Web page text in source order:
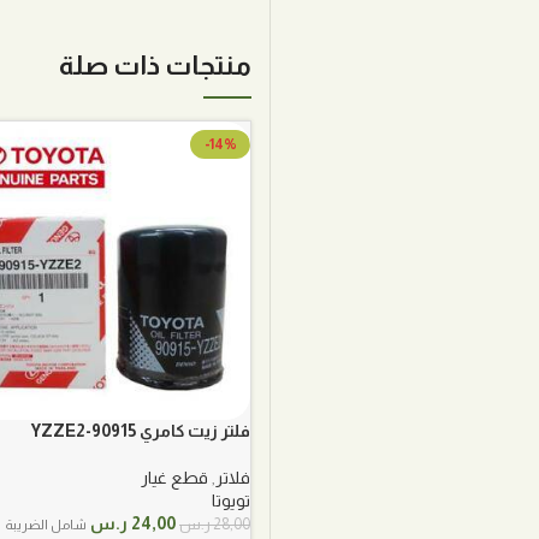
منتجات ذات صلة
-14%
فلتر زيت كامري 90915-YZZE2
فلاتر
قطع غيار
تويوتا
28,00ر.س السعر
24,00 ر.س السعر
شامل الضريبة